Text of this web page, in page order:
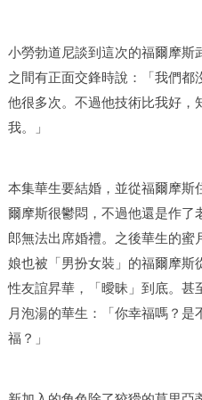
小勞勃道尼談到這次的福爾摩斯
之間有正面交鋒時說：「我們都
他很多次。不過他技術比我好，
我。」
本集華生要結婚，並從福爾摩斯
爾摩斯很鬱悶，不過他還是作了
郎無法出席婚禮。之後華生的
娘也被「男扮女裝」的福爾摩斯
性友誼昇華，「曖昧」到底。甚
月泡湯的華生：「你幸福嗎？
福？」